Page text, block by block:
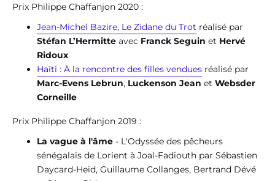
Prix Philippe Chaffanjon 2020 :
Jean-Michel Bazire, Le Zidane du Trot réalisé par
Stéfan L’Hermitte avec Franck Seguin et Hervé
Ridoux
Haïti : À la rencontre des filles vendues réalisé par
Marc-Evens Lebrun, Luckenson Jean et Websder
Corneille
Prix Philippe Chaffanjon 2019 :
La vague à l'âme - L'Odyssée des pêcheurs
sénégalais de Lorient à Joal-Fadiouth par Sébastien
Daycard-Heid, Guillaume Collanges, Bertrand Dévé